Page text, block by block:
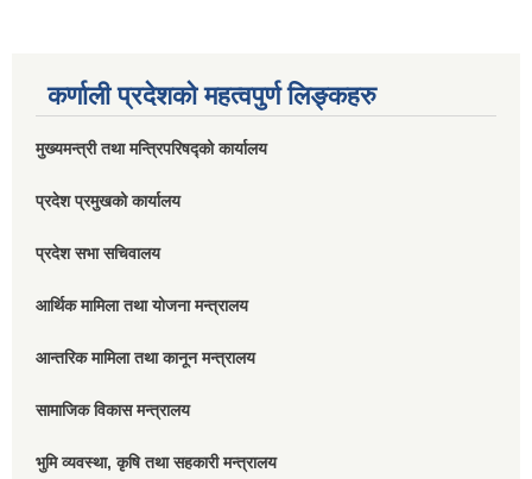
कर्णाली प्रदेशको महत्वपुर्ण लिङ्कहरु
मुख्यमन्त्री तथा मन्त्रिपरिषद्को कार्यालय
प्रदेश प्रमुखको कार्यालय
प्रदेश सभा सचिवालय
आर्थिक मामिला तथा योजना मन्त्रालय
आन्तरिक मामिला तथा कानून मन्त्रालय
सामाजिक विकास मन्त्रालय
भुमि व्यवस्था, कृषि तथा सहकारी मन्त्रालय